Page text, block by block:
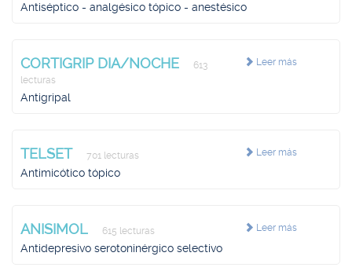
Antiséptico - analgésico tópico - anestésico
Leer más
CORTIGRIP DIA/NOCHE
613
lecturas
Antigripal
Leer más
TELSET 701 lecturas
Antimicótico tópico
Leer más
ANISIMOL 615 lecturas
Antidepresivo serotoninérgico selectivo